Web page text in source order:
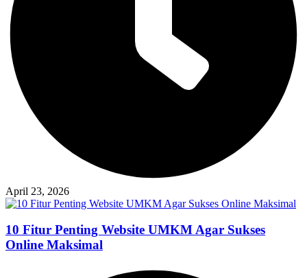
April 23, 2026
10 Fitur Penting Website UMKM Agar Sukses
Online Maksimal